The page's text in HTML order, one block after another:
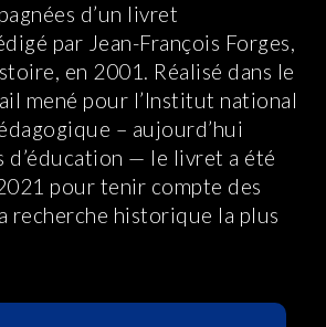
d’un livret
par Jean-François Forges,
en 2001. Réalisé dans le
mené pour l’Institut national
– aujourd’hui
d’éducation — le livret a été
pour tenir compte des
recherche historique la plus